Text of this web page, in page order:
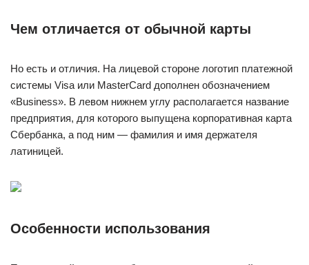
Чем отличается от обычной карты
Но есть и отличия. На лицевой стороне логотип платежной
системы Visa или MasterCard дополнен обозначением
«Business». В левом нижнем углу располагается название
предприятия, для которого выпущена корпоративная карта
Сбербанка, а под ним — фамилия и имя держателя
латиницей.
Особенности использования